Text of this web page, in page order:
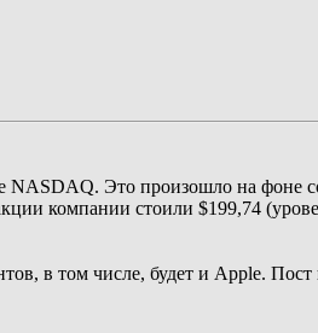
Это произошло на фоне
компании стоили $199,74
в том числе, будет и Apple.